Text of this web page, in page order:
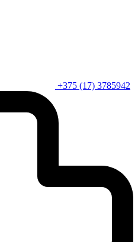
+375 (17) 3785942